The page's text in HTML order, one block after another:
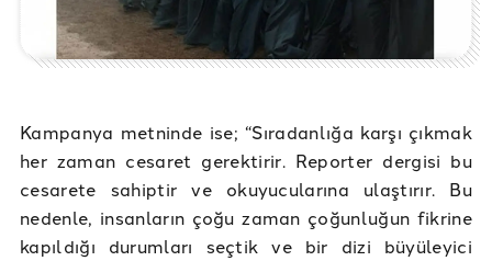
Kampanya metninde ise; “Sıradanlığa karşı çıkmak
her zaman cesaret gerektirir. Reporter dergisi bu
cesarete sahiptir ve okuyucularına ulaştırır. Bu
nedenle, insanların çoğu zaman çoğunluğun fikrine
kapıldığı durumları seçtik ve bir dizi büyüleyici